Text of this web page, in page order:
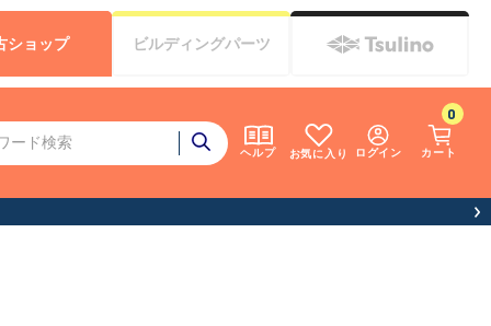
ヘルプ お気に入り ログイン カート
0
ショップ ビルディングパーツ